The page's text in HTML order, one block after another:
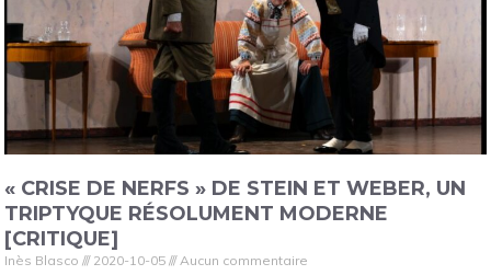
« CRISE DE NERFS » DE STEIN ET WEBER, UN
TRIPTYQUE RÉSOLUMENT MODERNE
[CRITIQUE]
Inès Blasco 2020-10-05 Aucun commentaire